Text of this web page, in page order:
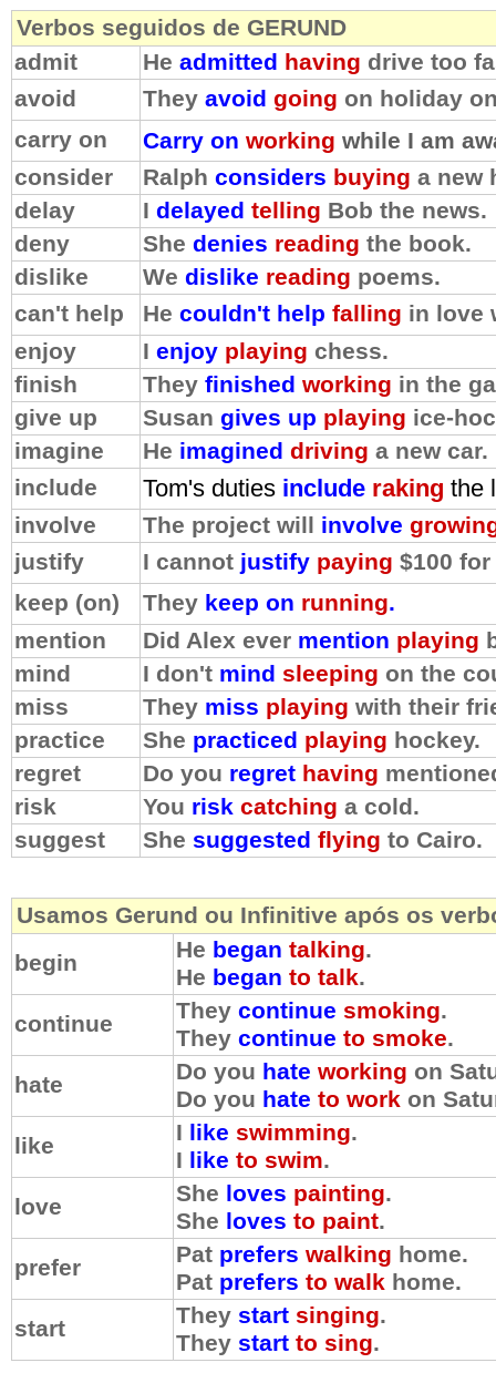
Verbos seguidos de GERUND
admit
Headmitted having drive too
avoid
Theyavoidgoing on holiday
carry on
Carry on working while I am
consider
Ralphconsiders buying a new
delay
Idelayedtelling Bob the news.
deny
Shedenies reading the book.
dislike
Wedislike reading poems.
can't help
Hecouldn't helpfalling in love
enjoy
Ienjoy playing chess.
finish
Theyfinishedworking in the
give up
Susangives up playing ice-
imagine
He imagineddriving a new car.
include
Tom's duties include raking the
involve The project will involve
justify
I cannot justify paying $100
keep (on)
They keep on running.
mention
Did Alex ever mention playing
mind
I don't mind sleeping on the
miss
They miss playing with their
practice
She practiced playing hockey.
regret
Do you regret having
risk
You riskcatching a cold.
suggest
She suggestedflying to Cairo.
Usamos Gerund ou Infinitive após os
begin
He began talking.
He began to talk.
continue
Theycontinue smoking.
Theycontinue to smoke.
hate
Do you hate working on
Do you hate to work on
like
I like swimming.
I like to swim.
love
She loves painting.
She loves to paint.
prefer
Pat prefers walking home.
Pat prefers to walk home.
start
They start singing.
They start to sing.